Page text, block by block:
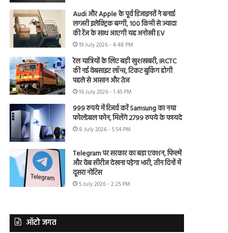
Audi और Apple के पूर्व डिजाइनरों ने बनाई
लग्जरी इलेक्ट्रिक बग्गी, 100 किमी से ज्यादा
की रेंज के साथ आएगी यह अनोखी EV
19 July 2026 - 4:48 PM
रेल यात्रियों के लिए बड़ी खुशखबरी, IRCTC
की नई वेबसाइट लॉन्च, टिकट बुकिंग होगी
पहले से आसान और तेज
16 July 2026 - 1:45 PM
999 रुपये में रिजर्व करें Samsung का नया
फोल्डेबल फोन, मिलेंगे 2799 रुपये के फायदे
8 July 2026 - 5:54 PM
Telegram पर सरकार का बड़ा एक्शन, फिल्में
और वेब सीरीज देखना पड़ेगा भारी, तीन दिनों में
दूसरा नोटिस
5 July 2026 - 2:25 PM
ऑटो जगत